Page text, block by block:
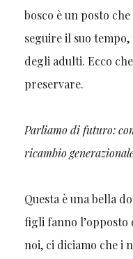
bosco è un posto
seguire il suo
degli adulti. Ecco
preservare.
Parliamo di futuro:
ricambio
Questa è una bella
figli fanno
noi, ci diciamo che i